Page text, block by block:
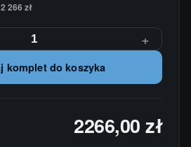
2 266 zł
+
komplet do koszyka
2266,00 zł